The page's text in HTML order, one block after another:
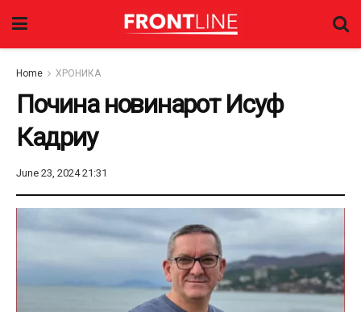
Home ХРОНИКА
Почина новинарот Исуф
Кадриу
June 23, 2024 21:31